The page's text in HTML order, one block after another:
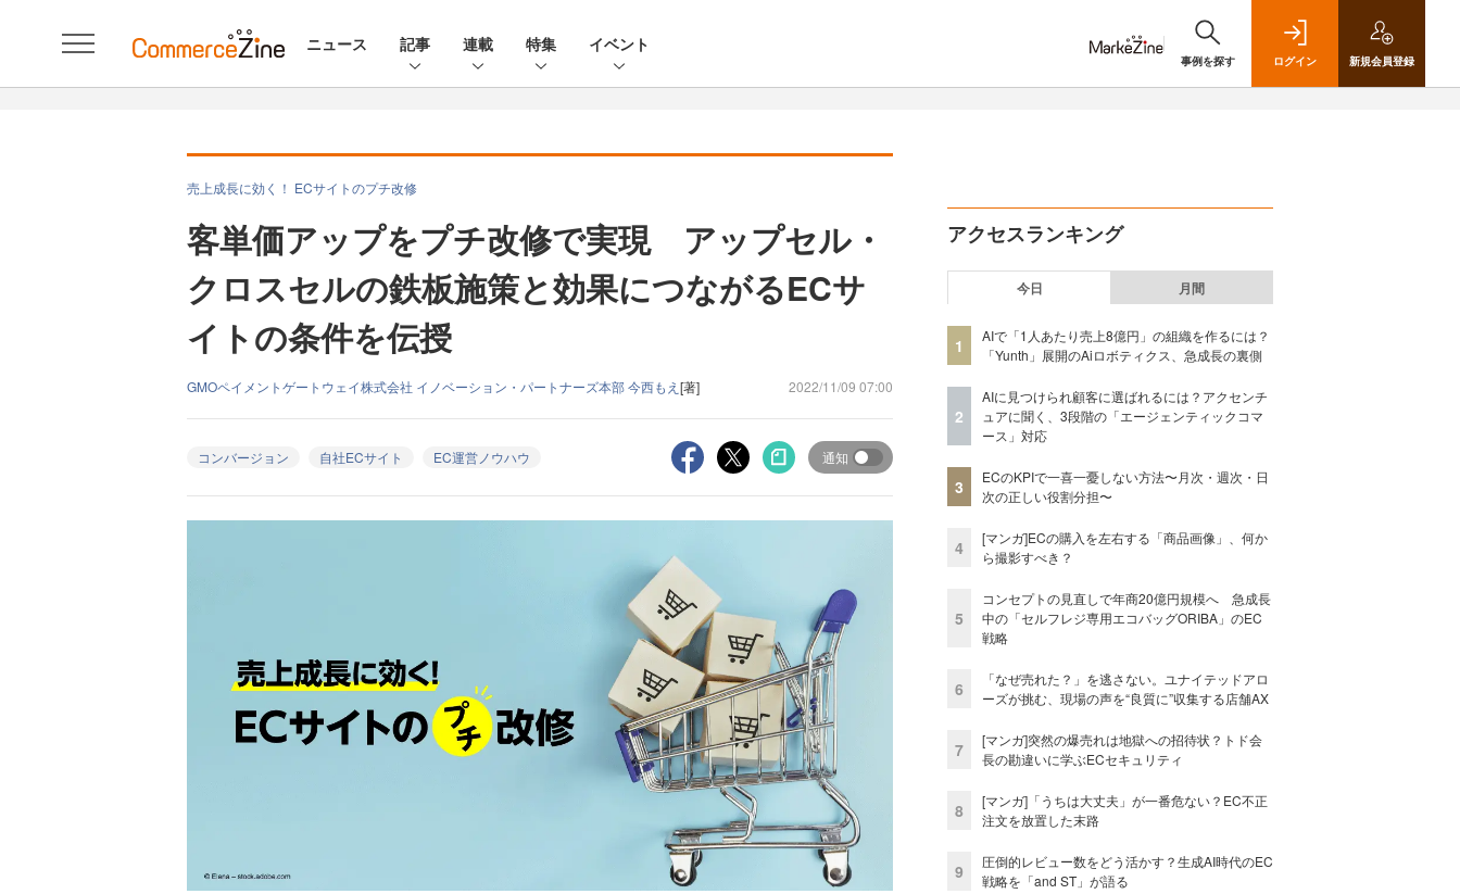
ニュース 記事 連載 特集 イベント
事例を探す ログイン 新規会員登録
売上成長に効く！ ECサイトのプチ改修
客単価アップをプチ改修で実現 アップセル・
クロスセルの鉄板施策と効果につながるECサ
イトの条件を伝授
GMOペイメントゲートウェイ株式会社 イノベーション・パートナーズ本部 今西もえ [著] 2022/11/09 07:00
コンバージョン 自社ECサイト EC運営ノウハウ 通知
アクセスランキング
今日 月間
1
AIで「1人あたり売上8億円」の組織を作るには？
「Yunth」展開のAiロボティクス、急成長の裏側
2
AIに見つけられ顧客に選ばれるには？アクセンチ
ュアに聞く、3段階の「エージェンティックコマ
ース」対応
3
ECのKPIで一喜一憂しない方法〜月次・週次・日
次の正しい役割分担〜
4
[マンガ]ECの購入を左右する「商品画像」、何か
ら撮影すべき？
5
コンセプトの見直しで年商20億円規模へ 急成長
中の「セルフレジ専用エコバッグORIBA」のEC
戦略
6
「なぜ売れた？」を逃さない。ユナイテッドアロ
ーズが挑む、現場の声を“良質に”収集する店舗AX
7
[マンガ]突然の爆売れは地獄への招待状？トド会
長の勘違いに学ぶECセキュリティ
8
[マンガ]「うちは大丈夫」が一番危ない？EC不正
注文を放置した末路
9
圧倒的レビュー数をどう活かす？生成AI時代のEC
戦略を「and ST」が語る